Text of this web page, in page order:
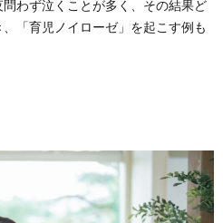
わず泣くことが多く、その結果ど
「育児ノイローゼ」を起こす例も